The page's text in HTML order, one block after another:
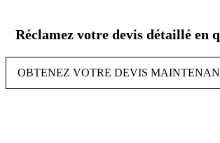
contenu
Réclamez votre devis détaillé en
OBTENEZ VOTRE DEVIS